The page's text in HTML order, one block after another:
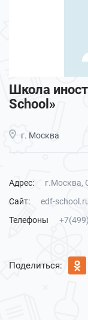
Школа
School»
г. Москва
Адрес: г.Москва,
Сайт:
edf-
Телефоны
Поделиться: